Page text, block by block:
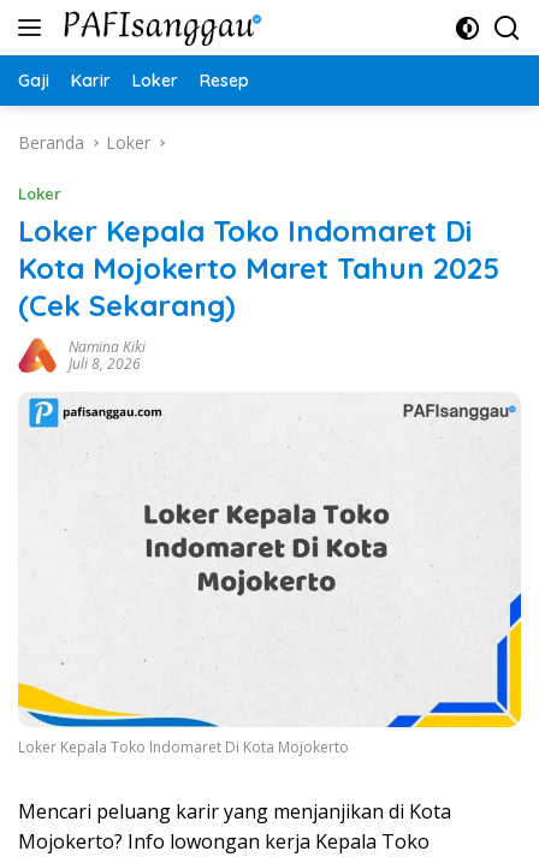
Langsung
Gaji Karir Loker Resep
Beranda Loker
Loker
Loker Kepala Toko Indomaret Di
Kota Mojokerto Maret Tahun 2025
(Cek Sekarang)
Namina Kiki
Juli 8, 2026
Loker Kepala Toko Indomaret Di Kota Mojokerto
Mencari peluang karir yang menjanjikan di Kota
Mojokerto? Info lowongan kerja Kepala Toko